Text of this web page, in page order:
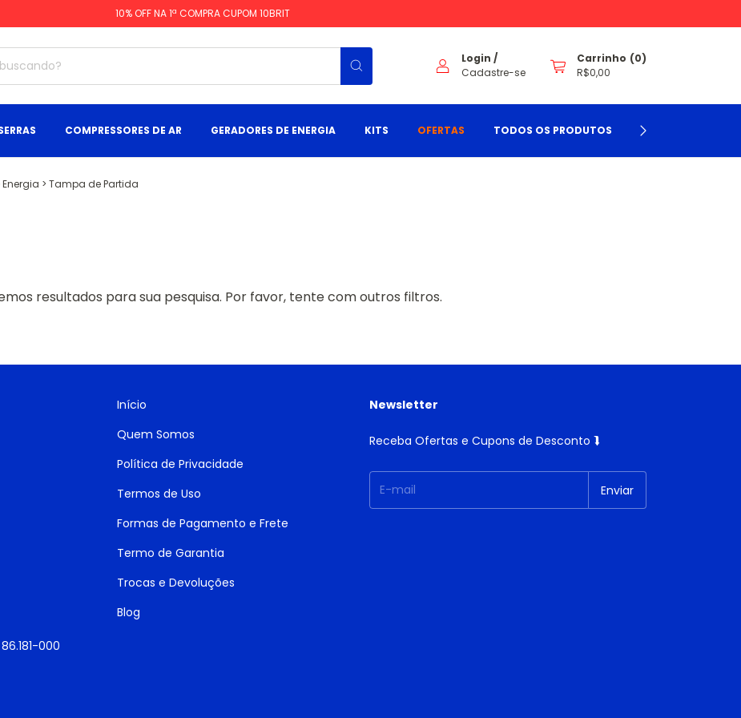
10% OFF NA 1ª COMPRA CUPOM 10BRIT
Login /
Cadastre-se
Carrinho (0)
R$0,00
COMPRESSORES DE AR GERADORES DE ENERGIA KITS OFERTAS TODOS OS PRODUTOS BLOG
> Tampa de Partida
resultados para sua pesquisa. Por favor, tente com outros filtros.
000
Início
Quem Somos
Política de Privacidade
Termos de Uso
Formas de Pagamento e Frete
Termo de Garantia
Trocas e Devoluções
Blog
Newsletter
Receba Ofertas e Cupons de Desconto ⮯